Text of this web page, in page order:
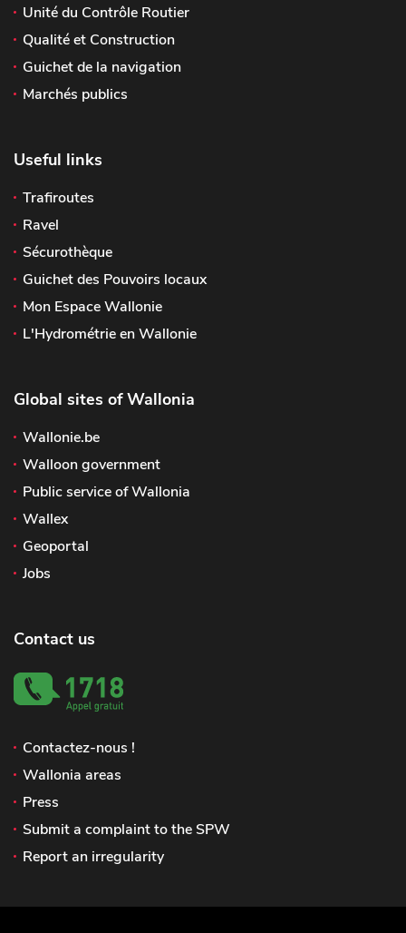
Unité du Contrôle Routier
Qualité et Construction
Guichet de la navigation
Marchés publics
Useful links
Trafiroutes
Ravel
Sécurothèque
Guichet des Pouvoirs locaux
Mon Espace Wallonie
L'Hydrométrie en Wallonie
Global sites of Wallonia
Wallonie.be
Walloon government
Public service of Wallonia
Wallex
Geoportal
Jobs
Contact us
Contactez-nous !
Wallonia areas
Press
Submit a complaint to the SPW
Report an irregularity